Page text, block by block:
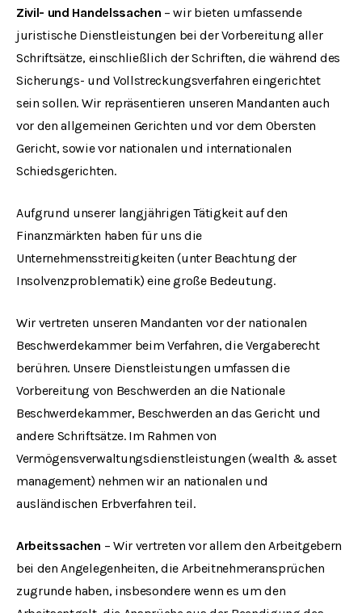
Zivil- und Handelssachen – wir bieten umfassende
juristische Dienstleistungen bei der Vorbereitung aller
Schriftsätze, einschließlich der Schriften, die während des
Sicherungs- und Vollstreckungsverfahren eingerichtet
sein sollen. Wir repräsentieren unseren Mandanten auch
vor den allgemeinen Gerichten und vor dem Obersten
Gericht, sowie vor nationalen und internationalen
Schiedsgerichten.
Aufgrund unserer langjährigen Tätigkeit auf den
Finanzmärkten haben für uns die
Unternehmensstreitigkeiten (unter Beachtung der
Insolvenzproblematik) eine große Bedeutung.
Wir vertreten unseren Mandanten vor der nationalen
Beschwerdekammer beim Verfahren, die Vergaberecht
berühren. Unsere Dienstleistungen umfassen die
Vorbereitung von Beschwerden an die Nationale
Beschwerdekammer, Beschwerden an das Gericht und
andere Schriftsätze. Im Rahmen von
Vermögensverwaltungsdienstleistungen (wealth & asset
management) nehmen wir an nationalen und
ausländischen Erbverfahren teil.
Arbeitssachen – Wir vertreten vor allem den Arbeitgebern
bei den Angelegenheiten, die Arbeitnehmeransprüchen
zugrunde haben, insbesondere wenn es um den